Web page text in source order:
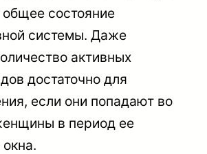
общее состояние
системы. Даже
активных
достаточно для
если они попадают во
в период ее